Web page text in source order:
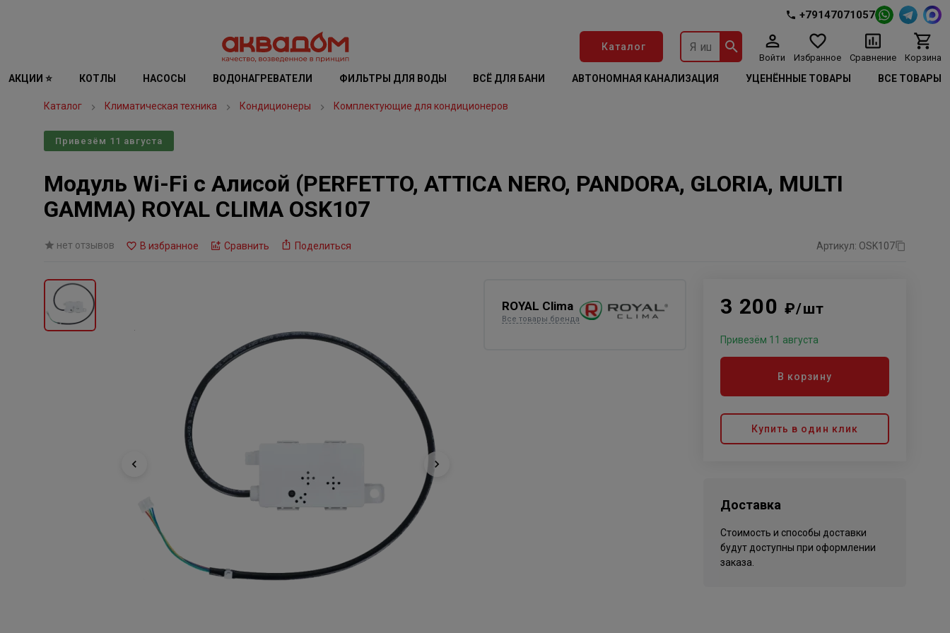
+79147071057
Каталог
Войти Избранное Сравнение Корзина
АКЦИИ ⭐ КОТЛЫ НАСОСЫ ВОДОНАГРЕВАТЕЛИ ФИЛЬТРЫ ДЛЯ ВОДЫ ВСЁ ДЛЯ БАНИ АВТОНОМНАЯ КАНАЛИЗАЦИЯ УЦЕНЁННЫЕ ТОВАРЫ ВСЕ ТОВАРЫ
Каталог Климатическая техника Кондиционеры Комплектующие для кондиционеров
Привезём 11 августа
Модуль Wi-Fi с Алисой (PERFETTO, ATTICA NERO, PANDORA, GLORIA, MULTI
GAMMA) ROYAL CLIMA OSK107
нет отзывов В избранное Сравнить Поделиться Артикул: OSK107
ROYAL Clima
Все товары бренда
3 200 ₽/шт
Привезём 11 августа
В корзину
Купить в один клик
Доставка
Стоимость и способы доставки
будут доступны при оформлении
заказа.